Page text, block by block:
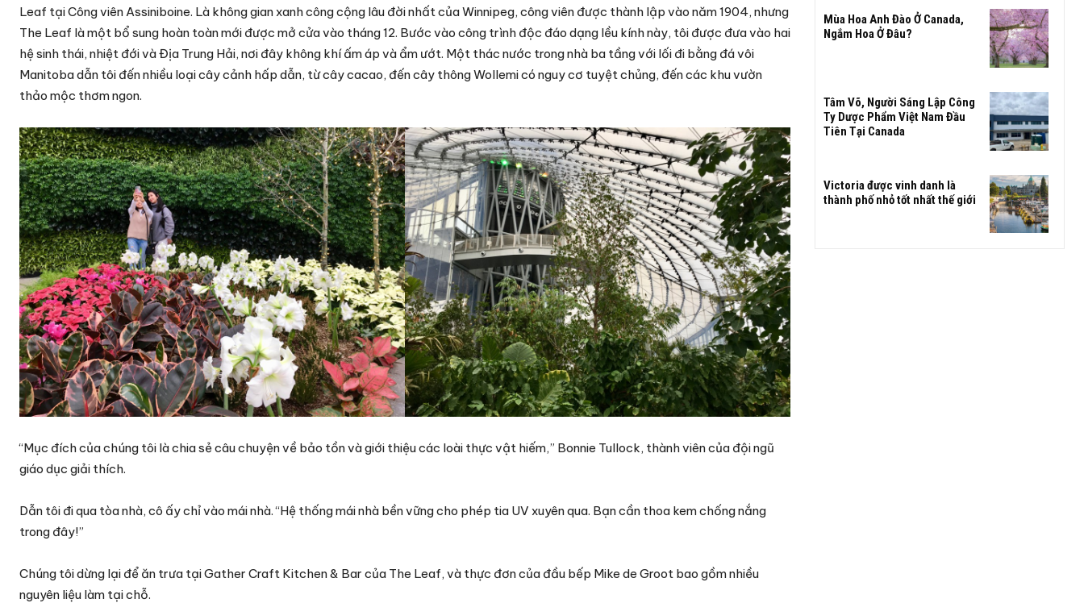
Leaf tại Công viên Assiniboine. Là không gian xanh công cộng lâu đời nhất của Winnipeg, công viên được thành lập vào năm 1904, nhưng
The Leaf là một bổ sung hoàn toàn mới được mở cửa vào tháng 12. Bước vào công trình độc đáo dạng lều kính này, tôi được đưa vào hai
hệ sinh thái, nhiệt đới và Địa Trung Hải, nơi đây không khí ấm áp và ẩm ướt. Một thác nước trong nhà ba tầng với lối đi bằng đá vôi
Manitoba dẫn tôi đến nhiều loại cây cảnh hấp dẫn, từ cây cacao, đến cây thông Wollemi có nguy cơ tuyệt chủng, đến các khu vườn
thảo mộc thơm ngon.
“Mục đích của chúng tôi là chia sẻ câu chuyện về bảo tồn và giới thiệu các loài thực vật hiếm,” Bonnie Tullock, thành viên của đội ngũ
giáo dục giải thích.
Dẫn tôi đi qua tòa nhà, cô ấy chỉ vào mái nhà. “Hệ thống mái nhà bền vững cho phép tia UV xuyên qua. Bạn cần thoa kem chống nắng
trong đây!”
Chúng tôi dừng lại để ăn trưa tại Gather Craft Kitchen & Bar của The Leaf, và thực đơn của đầu bếp Mike de Groot bao gồm nhiều
nguyên liệu làm tại chỗ.
Mùa Hoa Anh Đào Ở Canada,
Ngắm Hoa Ở Đâu?
Tâm Võ, Người Sáng Lập Công
Ty Dược Phẩm Việt Nam Đầu
Tiên Tại Canada
Victoria được vinh danh là
thành phố nhỏ tốt nhất thế giới